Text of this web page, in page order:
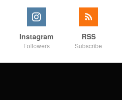
Instagram
Followers
RSS
Subscribe